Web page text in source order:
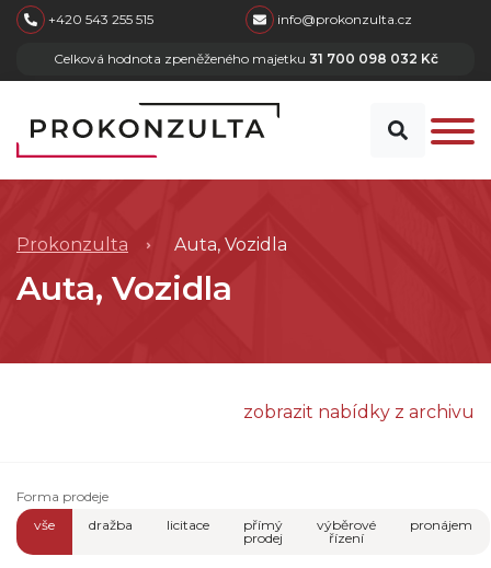
skip to main content
+420 543 255 515 info@prokonzulta.cz
Celková hodnota zpeněženého majetku 31 700 098 032 Kč
Prokonzulta Auta, Vozidla
Auta, Vozidla
zobrazit nabídky z archivu
Forma prodeje
vše
dražba licitace
přímý
prodej
výběrové
řízení
pronájem